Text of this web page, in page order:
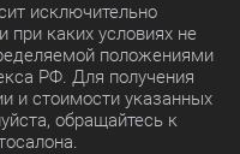
исключительно
при каких условиях не
положениями
РФ. Для получения
и стоимости указанных
обращайтесь к